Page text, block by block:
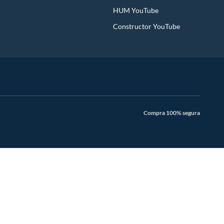
HUM YouTube
Constructor YouTube
Compra 100% segura